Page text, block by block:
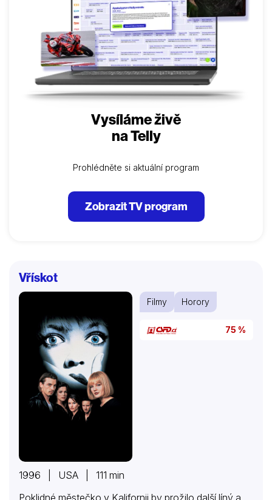
Vysíláme živě
na Telly
Prohlédněte si aktuální program
Zobrazit TV program
Vřískot
Filmy Horory
75 %
1996 | USA | 111 min